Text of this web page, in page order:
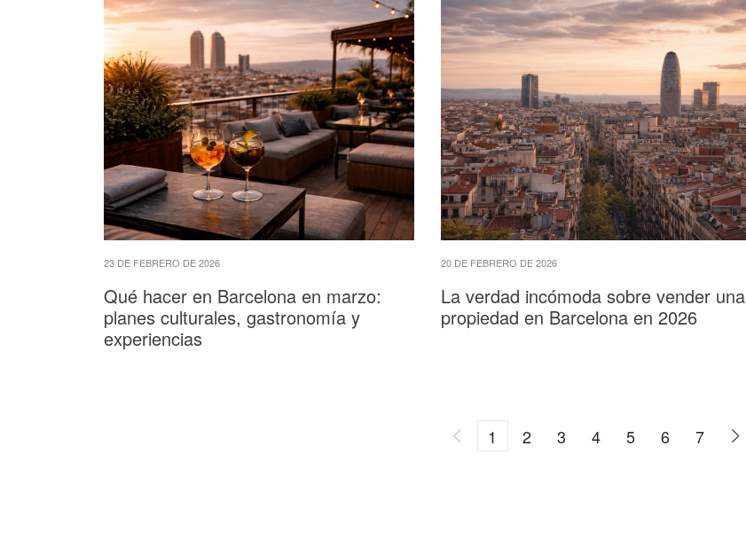
23 DE FEBRERO DE 2026
Qué hacer en Barcelona en marzo:
planes culturales, gastronomía y
experiencias
20 DE FEBRERO DE 2026
La verdad incómoda sobre vender una
propiedad en Barcelona en 2026
1 2 3 4 5 6 7